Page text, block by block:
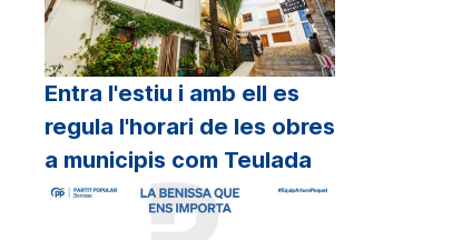
Entra l'estiu i amb ell es
regula l'horari de les obres
a municipis com Teulada